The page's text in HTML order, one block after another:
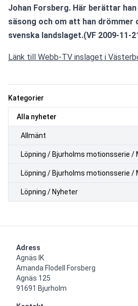
Kategorier
Alla nyheter
Allmänt
Löpning / Bjurholms motionsserie /
Löpning / Bjurholms motionsserie /
Löpning / Nyheter
Johan Forsberg. Här berättar
säsong och om att han
svenska landslaget.(VF 2009-11-
Länk till Webb-TV inslaget i
Adress
Agnäs IK
Amanda Flodell Forsberg
Agnäs 125
91691 Bjurholm